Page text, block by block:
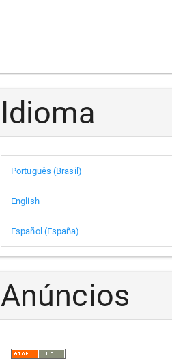
Idioma
Português (Brasil)
English
Español (España)
Anúncios